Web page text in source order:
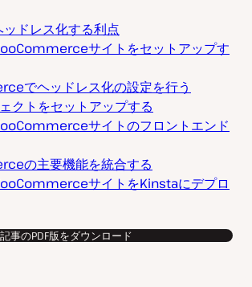
ッドレス化する利点
サイトをセットアップす
でヘッドレス化の設定を行う
クトをセットアップする
サイトのフロントエンド
の主要機能を統合する
サイトをKinstaにデプロ
記事のPDF版をダウンロード